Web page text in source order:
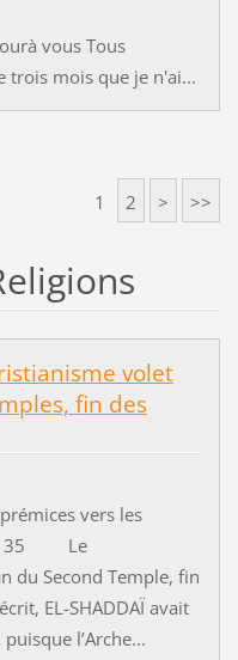
vous Tous
trois mois que je n'ai...
1 2 > >>
volet
fin des
vers les
35 Le
Second Temple, fin
EL-SHADDAÏ avait
l’Arche...